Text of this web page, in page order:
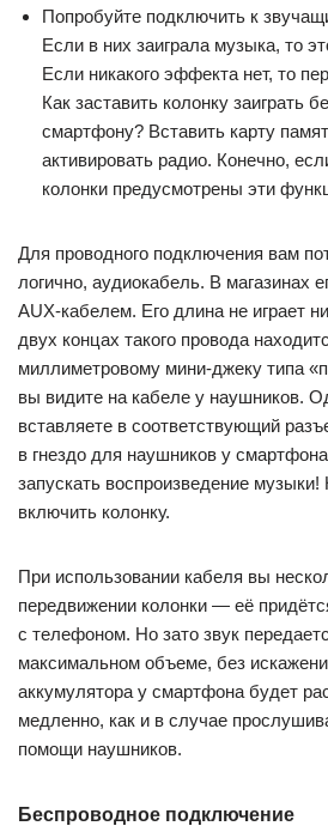
Попробуйте подключить к
Если в них заиграла музыка, то
Если никакого эффекта нет, то
Как заставить колонку заиграть
смартфону? Вставить карту
активировать радио. Конечно,
колонки предусмотрены эти
Для проводного подключения вам
логично, аудиокабель. В магазинах
AUX-кабелем. Его длина не играет
двух концах такого провода
миллиметровому мини-джеку типа
вы видите на кабеле у наушников.
вставляете в соответствующий
в гнездо для наушников у
запускать воспроизведение музыки!
включить колонку.
При использовании кабеля вы
передвижении колонки — её
с телефоном. Но зато звук
максимальном объеме, без
аккумулятора у смартфона будет
медленно, как и в случае
помощи наушников.
Беспроводное подключение